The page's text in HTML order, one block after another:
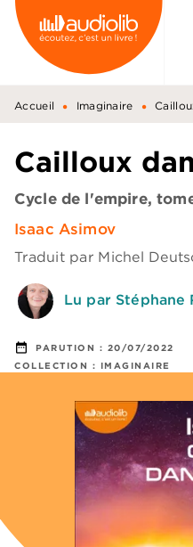
MENU RECHERCHE
PIED DE PAGE
Accueil • Imaginaire •
Cailloux
Cycle de l'empire,
Isaac Asimov
Traduit par Michel
Lu par Stéphane
date_range PARUTION : 20/07/2022
COLLECTION : IMAGINAIRE